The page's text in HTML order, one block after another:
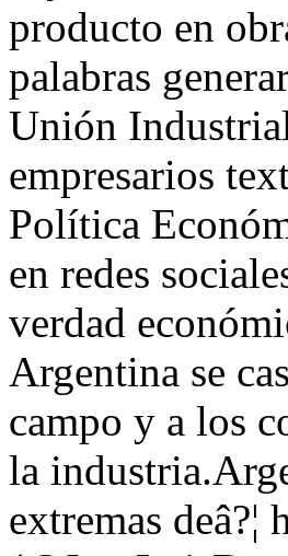
producto en
palabras
Unión
empresarios
Política
en redes
verdad
Argentina se
campo y a los
la
extremas